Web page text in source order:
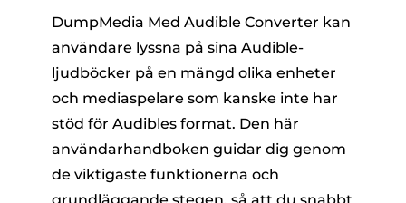
DumpMedia Med Audible Converter kan
användare lyssna på sina Audible-
ljudböcker på en mängd olika enheter
och mediaspelare som kanske inte har
stöd för Audibles format. Den här
användarhandboken guidar dig genom
de viktigaste funktionerna och